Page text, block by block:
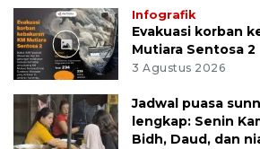
Infografik
Evakuasi korban
Mutiara Sentosa 2
3 Agustus 2026
Jadwal puasa
lengkap: Senin
Bidh, Daud, dan